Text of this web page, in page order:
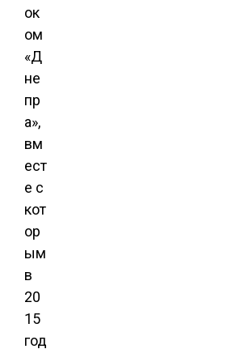
ок
ом
«Д
не
пр
а»,
вм
ест
е с
кот
ор
ым
в
20
15
год